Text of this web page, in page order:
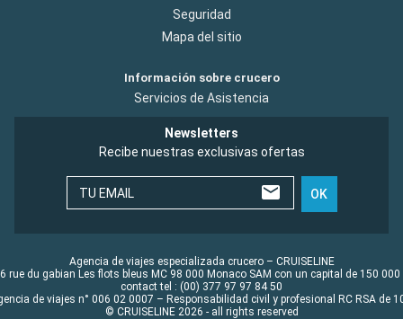
Seguridad
Mapa del sitio
Información sobre crucero
Servicios de Asistencia
Newsletters
Recibe nuestras exclusivas ofertas
TU EMAIL OK
Agencia de viajes especializada crucero – CRUISELINE
rue du gabian Les flots bleus MC 98 000 Monaco SAM con un capital de 150 000
contact tel : (00) 377 97 97 84 50
de viajes n° 006 02 0007 – Responsabilidad civil y profesional RC RSA de
© CRUISELINE 2026 - all rights reserved